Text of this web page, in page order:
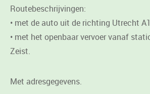
Routebeschrijvingen:
• met de auto uit de richting Utrecht
• met het openbaar vervoer vanaf
Zeist.
Met adresgegevens.